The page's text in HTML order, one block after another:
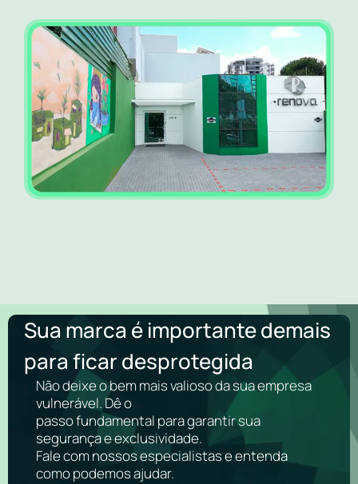
Sua marca é importante demais
para ficar desprotegida
Não deixe o bem mais valioso da sua empresa
vulnerável. Dê o
passo fundamental para garantir sua
segurança e exclusividade.
Fale com nossos especialistas e entenda
como podemos ajudar.